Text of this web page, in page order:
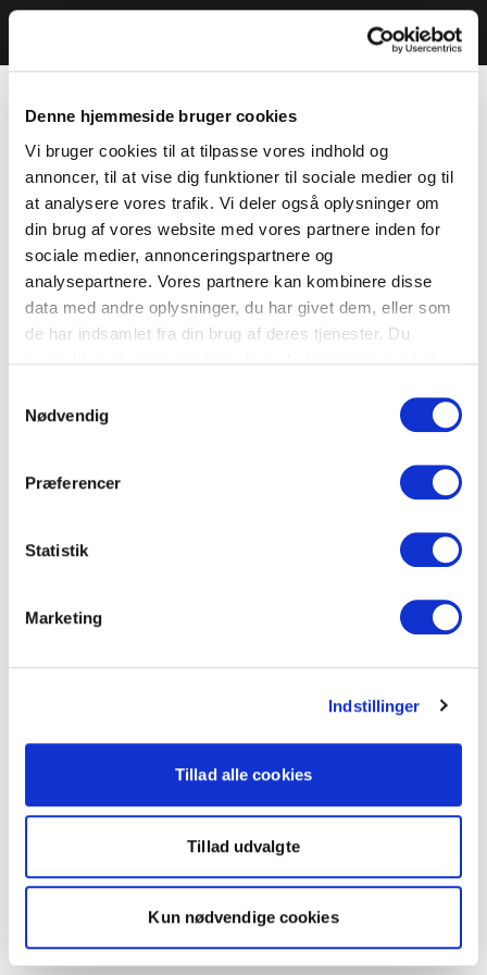
Denne hjemmeside bruger cookies
Vi bruger cookies til at tilpasse vores indhold og
annoncer, til at vise dig funktioner til sociale medier og til
at analysere vores trafik. Vi deler også oplysninger om
din brug af vores website med vores partnere inden for
sociale medier, annonceringspartnere og
analysepartnere. Vores partnere kan kombinere disse
data med andre oplysninger, du har givet dem, eller som
de har indsamlet fra din brug af deres tjenester. Du
Nødvendig
Præferencer
Statistik
Marketing
Indstillinger
Tillad alle cookies
Tillad udvalgte
Kun nødvendige cookies